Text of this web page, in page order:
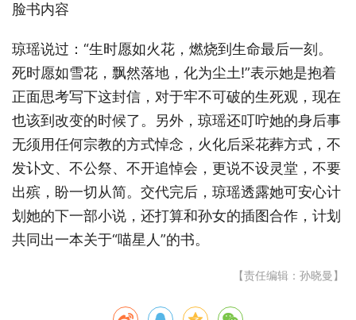
脸书内容
琼瑶说过：“生时愿如火花，燃烧到生命最后一刻。
死时愿如雪花，飘然落地，化为尘土!”表示她是抱着
正面思考写下这封信，对于牢不可破的生死观，现在
也该到改变的时候了。另外，琼瑶还叮咛她的身后事
无须用任何宗教的方式悼念，火化后采花葬方式，不
发讣文、不公祭、不开追悼会，更说不设灵堂，不要
出殡，盼一切从简。交代完后，琼瑶透露她可安心计
划她的下一部小说，还打算和孙女的插图合作，计划
共同出一本关于“喵星人”的书。
【责任编辑：孙晓曼】